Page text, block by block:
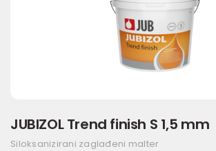
JUBIZOL Trend finish S 1,5 mm
Siloksanizirani zaglađeni malter